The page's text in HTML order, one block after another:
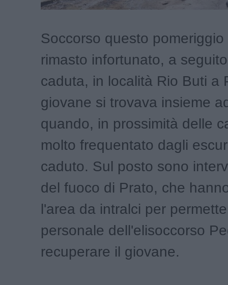
Soccorso questo
rimasto infortunato, a
caduta, in località Rio Buti a
giovane si trovava insieme
quando, in prossimità delle
molto frequentato dagli
caduto. Sul posto sono
del fuoco di Prato, che
l'area da intralci per
personale dell'elisoccorso
recuperare il giovane.